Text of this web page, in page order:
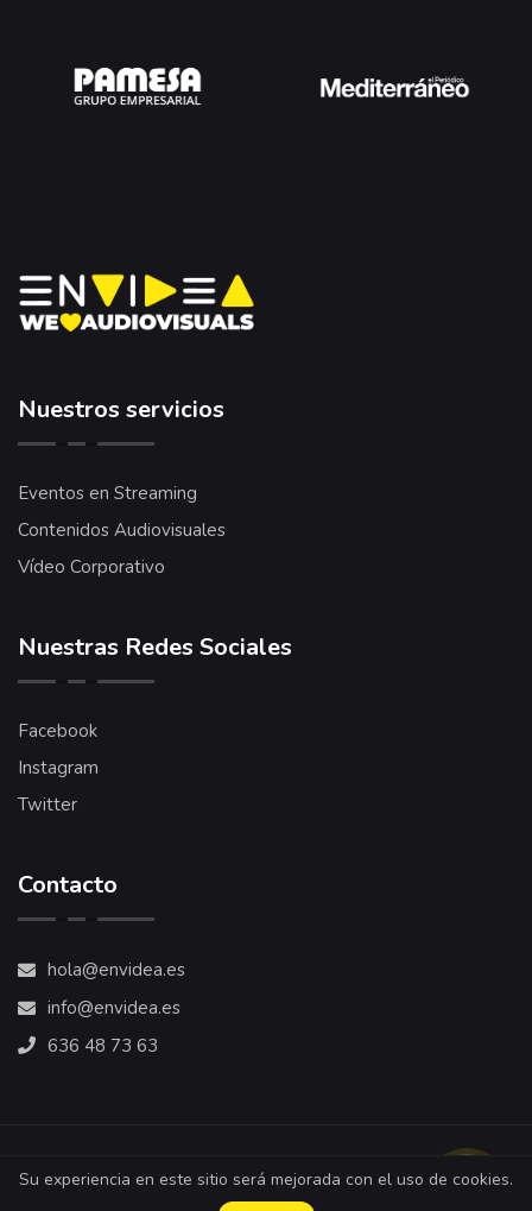
Nuestros servicios
Eventos en Streaming
Contenidos Audiovisuales
Vídeo Corporativo
Nuestras Redes Sociales
Facebook
Instagram
Twitter
Contacto
hola@envidea.es
info@envidea.es
636 48 73 63
Su experiencia en este sitio será mejorada con el uso de cookies.